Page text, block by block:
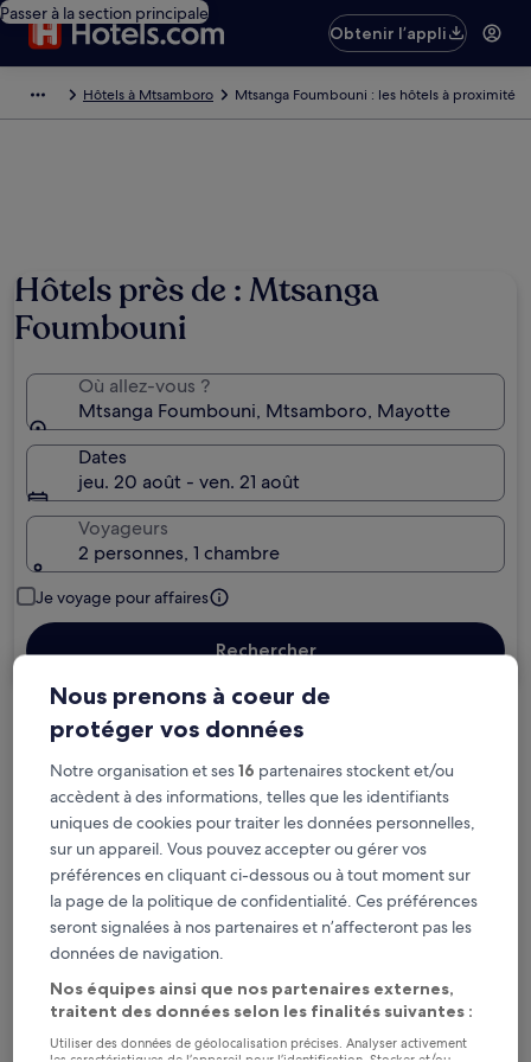
Passer à la section principale
Obtenir l’appli
Hôtels à Mtsamboro Mtsanga Foumbouni : les hôtels à proximité
Hôtels près de : Mtsanga
Foumbouni
Où allez-vous ?
Mtsanga Foumbouni, Mtsamboro, Mayotte
Dates
jeu. 20 août - ven. 21 août
Voyageurs
2 personnes, 1 chambre
Je voyage pour affaires
Rechercher
Options d’annulation gratuite en cas de
changement de programme
Gagnez des récompenses pour chaque
nuit séjournée
Économisez plus grâce aux Prix membres
Consultez les prix pour ces dates
Nous prenons à coeur de
protéger vos données
Notre organisation et ses16 partenaires stockent et/ou
accèdent à des informations, telles que les identifiants
uniques de cookies pour traiter les données personnelles,
sur un appareil. Vous pouvez accepter ou gérer vos
préférences en cliquant ci-dessous ou à tout moment sur
la page de la politique de confidentialité. Ces préférences
seront signalées à nos partenaires et n’affecteront pas les
données de navigation.
Nos équipes ainsi que nos partenaires externes,
traitent des données selon les finalités suivantes :
Utiliser des données de géolocalisation précises. Analyser activement